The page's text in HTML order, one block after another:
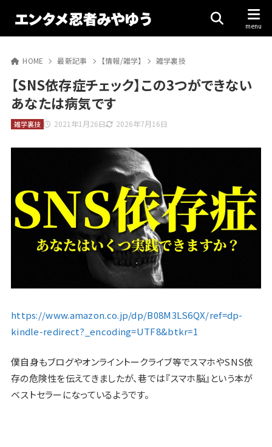
HOME 最新記事 【情報/雑学】 雑学裏技
【SNS依存症チェック】この3つができない
あなたは病気です
2021年1月26日 2026年7月16日
雑学裏技
https://www.amazon.co.jp/dp/B08M3LS6QX/ref=dp-
kindle-redirect?_encoding=UTF8&btkr=1
僕自身もブログやオンライントークライブ等でスマホやSNS依
存の危険性を伝えてきましたが、巷では『スマホ脳』という本が
ベストセラーになっているようです。